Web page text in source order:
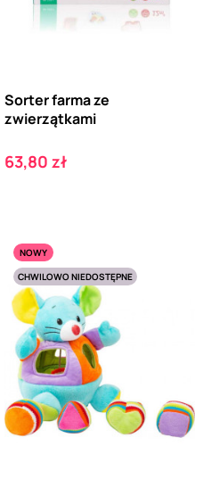
Sorter farma ze
zwierzątkami
Cena
63,80 zł
NOWY
CHWILOWO NIEDOSTĘPNE